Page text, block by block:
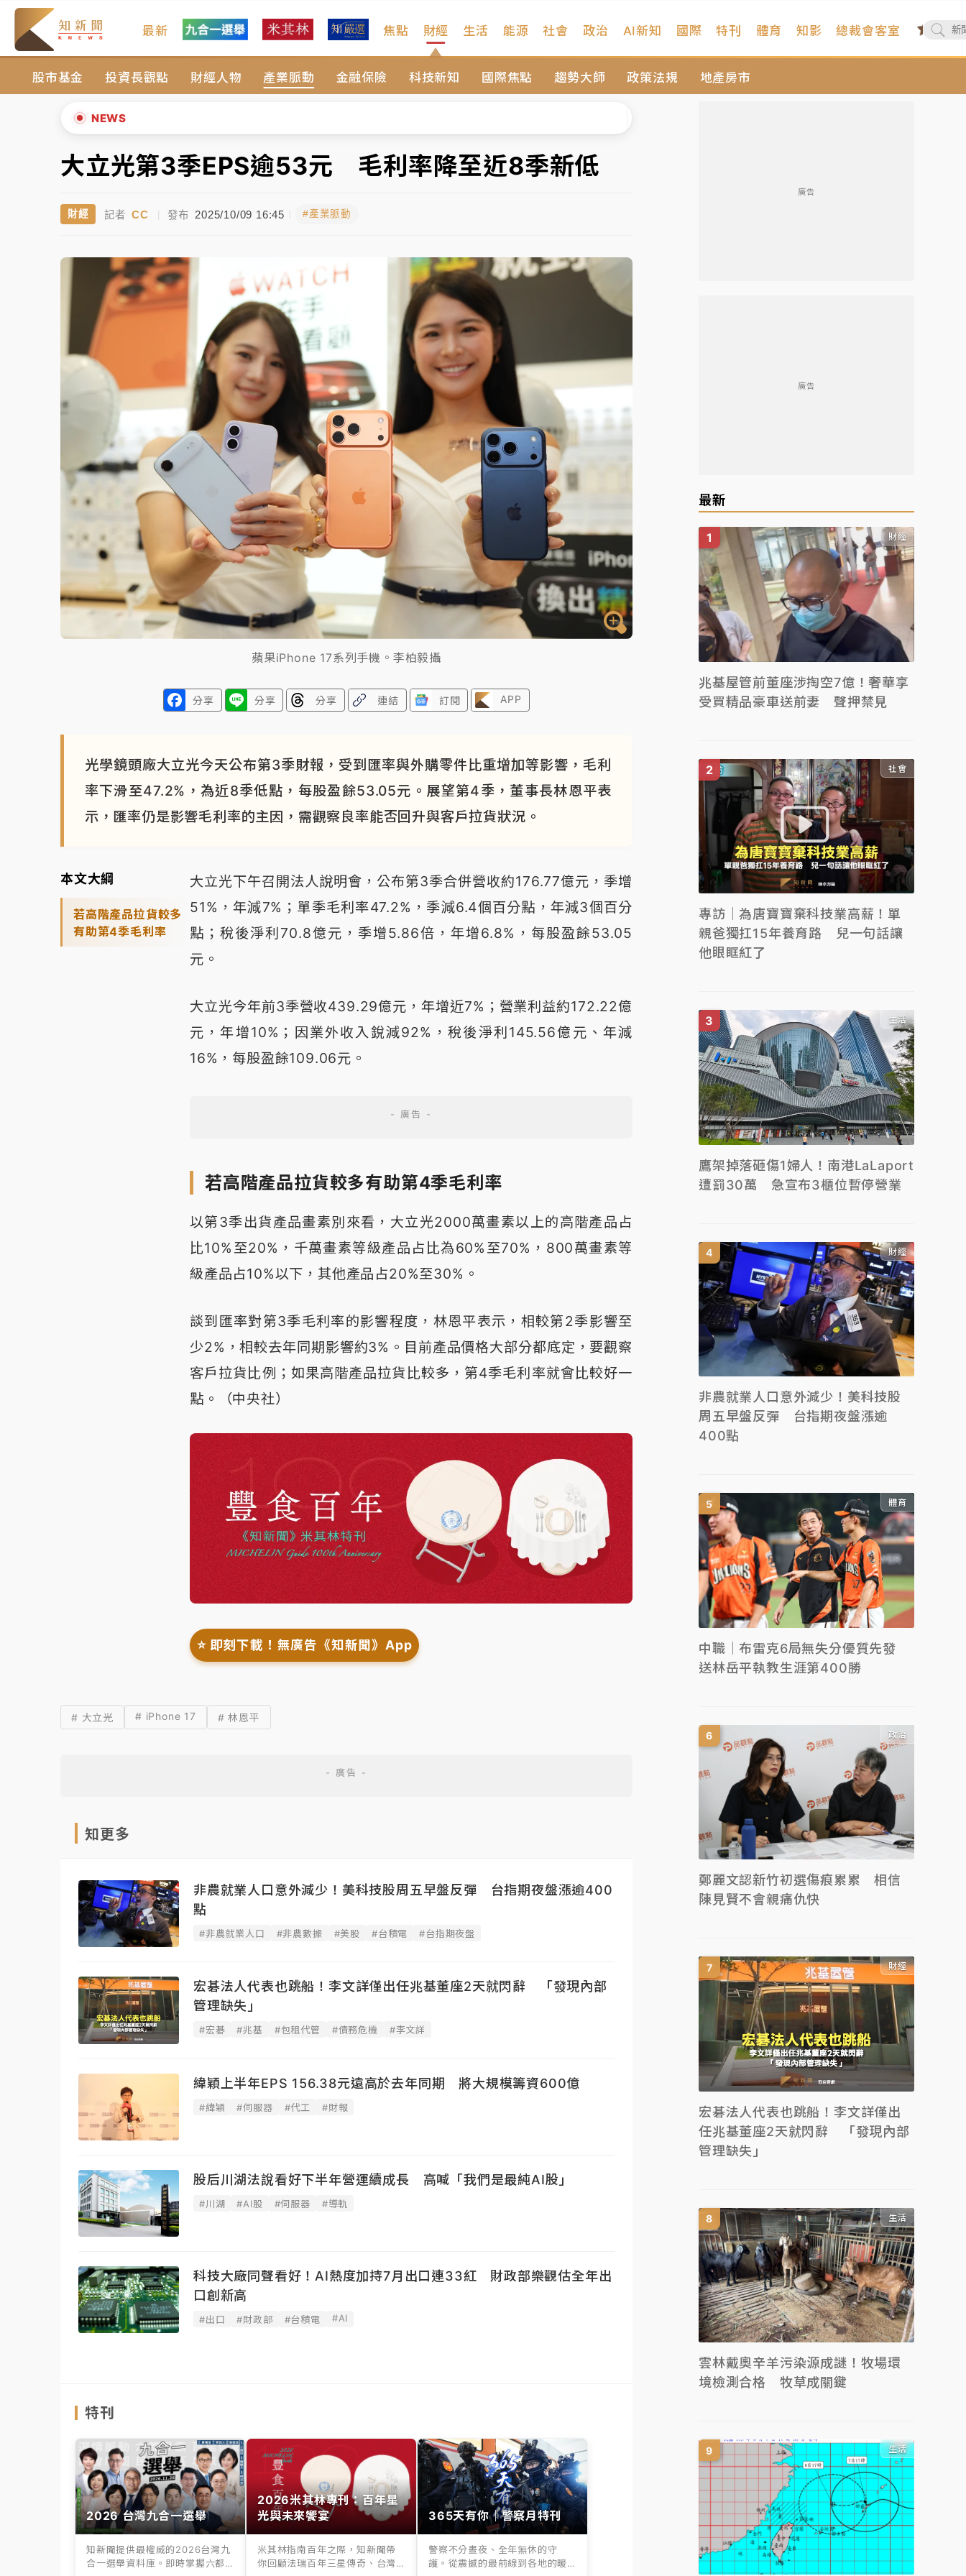
最新 焦點 財經
股市基金 投資長觀點 財經人物 產業脈動 金融保險 科技新知 國際焦點 趨勢大師 政策法規 地產房市
生活 能源 社會 政治 AI新知 國際 特刊 體育 知影 總裁會客室
NEWS
暑假過三周才推「E宿新北打卡趣」！抽獎程序複雜 觀旅局回應了
中信慈善基金會想增加董事人數！辜仲諒向法院聲請遭駁 理由曝光
故宮《龍藏經》特展第2檔！今線上預約開賣一度塞車 周六起展出延長至晚上7時
父親節泡湯了！中颱白海豚雨彈轟3天 「紅到發紫」降雨熱區曝
暑假過三周才推「E宿新北打卡趣」！抽獎程序複雜 觀旅局回應了
中信慈善基金會想增加董事人數！辜仲諒向法院聲請遭駁 理由曝光
故宮《龍藏經》特展第2檔！今線上預約開賣一度塞車 周六起展出延長至晚上7時
台東農業處長涉圖利渡假村！東檢抗告成功 今重開羈押庭
父親節泡湯了！中颱白海豚雨彈轟3天 「紅到發紫」降雨熱區曝
▲
大立光第3季EPS逾53元 毛利率降至近8季新低
財經 記者 CC | 發布 2025/10/09 16:45 #產業脈動
蘋果iPhone 17系列手機。李柏毅攝
分享 分享 分享 連結 訂閱 APP
光學鏡頭廠大立光今天公布第3季財報，受到匯率與外購零件比重增加等影響，毛利
率下滑至47.2%，為近8季低點，每股盈餘53.05元。展望第4季，董事長林恩平表
示，匯率仍是影響毛利率的主因，需觀察良率能否回升與客戶拉貨狀況。
本文大綱
若高階產品拉貨較多
有助第4季毛利率
大立光下午召開法人說明會，公布第3季合併營收約176.77億元，季增
51%，年減7%；單季毛利率47.2%，季減6.4個百分點，年減3個百分
點；稅後淨利70.8億元，季增5.86倍，年增6.8%，每股盈餘53.05
元。
大立光今年前3季營收439.29億元，年增近7%；營業利益約172.22億
元，年增10%；因業外收入銳減92%，稅後淨利145.56億元、年減
16%，每股盈餘109.06元。
若高階產品拉貨較多有助第4季毛利率
以第3季出貨產品畫素別來看，大立光2000萬畫素以上的高階產品占
比10%至20%，千萬畫素等級產品占比為60%至70%，800萬畫素等
級產品占10%以下，其他產品占20%至30%。
談到匯率對第3季毛利率的影響程度，林恩平表示，相較第2季影響至
少2%，相較去年同期影響約3%。目前產品價格大部分都底定，要觀察
客戶拉貨比例；如果高階產品拉貨比較多，第4季毛利率就會比較好一
點。（中央社）
⭐️ 即刻下載！無廣告《知新聞》App
# 大立光 # iPhone 17 # 林恩平
知更多
非農就業人口意外減少！美科技股周五早盤反彈 台指期夜盤漲逾400
點
#非農就業人口 #非農數據 #美股 #台積電 #台指期夜盤
宏碁法人代表也跳船！李文詳僅出任兆基董座2天就閃辭 「發現內部
管理缺失」
#宏碁 #兆基 #包租代管 #債務危機 #李文詳
緯穎上半年EPS 156.38元遠高於去年同期 將大規模籌資600億
#緯穎 #伺服器 #代工 #財報
股后川湖法說看好下半年營運續成長 高喊「我們是最純AI股」
#川湖 #AI股 #伺服器 #導軌
科技大廠同聲看好！AI熱度加持7月出口連33紅 財政部樂觀估全年出
口創新高
#出口 #財政部 #台積電 #AI
特刊
2026 台灣九合一選舉
知新聞提供最權威的2026台灣九
合一選舉資料庫。即時掌握六都
2026米其林專刊：百年星
光與未來饗宴
米其林指南百年之際，知新聞帶
你回顧法瑞百年三星傳奇、台灣
365天有你｜警察月特刊
警察不分晝夜、全年無休的守
護。從震撼的最前線到各地的暖
廣告
廣告
最新
財經
兆基屋管前董座涉掏空7億！奢華享
受買精品豪車送前妻 聲押禁見
社會
專訪｜為唐寶寶棄科技業高薪！單
親爸獨扛15年養育路 兒一句話讓
他眼眶紅了
生活
鷹架掉落砸傷1婦人！南港LaLaport
遭罰30萬 急宣布3櫃位暫停營業
財經
非農就業人口意外減少！美科技股
周五早盤反彈 台指期夜盤漲逾
400點
體育
中職｜布雷克6局無失分優質先發
送林岳平執教生涯第400勝
政治
鄭麗文認新竹初選傷痕累累 相信
陳見賢不會親痛仇快
財經
宏碁法人代表也跳船！李文詳僅出
任兆基董座2天就閃辭 「發現內部
管理缺失」
生活
雲林戴奧辛羊污染源成謎！牧場環
境檢測合格 牧草成關鍵
生活